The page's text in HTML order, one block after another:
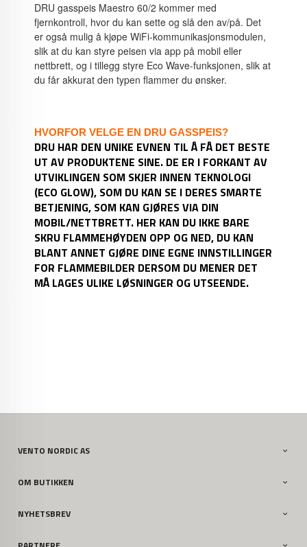
DRU gasspeis Maestro 60/2 kommer med
fjernkontroll, hvor du kan sette og slå den av/på. Det
er også mulig å kjøpe WiFi-kommunikasjonsmodulen,
slik at du kan styre peisen via app på mobil eller
nettbrett, og i tillegg styre Eco Wave-funksjonen, slik at
du får akkurat den typen flammer du ønsker.
HVORFOR VELGE EN DRU GASSPEIS?
DRU HAR DEN UNIKE EVNEN TIL Å FÅ DET BESTE
UT AV PRODUKTENE SINE. DE ER I FORKANT AV
UTVIKLINGEN SOM SKJER INNEN TEKNOLOGI
(ECO GLOW), SOM DU KAN SE I DERES SMARTE
BETJENING, SOM KAN GJØRES VIA DIN
MOBIL/NETTBRETT. HER KAN DU IKKE BARE
SKRU FLAMMEHØYDEN OPP OG NED, DU KAN
BLANT ANNET GJØRE DINE EGNE INNSTILLINGER
FOR FLAMMEBILDER DERSOM DU MENER DET
MÅ LAGES ULIKE LØSNINGER OG UTSEENDE.
VENTO NORDIC AS
OM BUTIKKEN
NYHETSBREV